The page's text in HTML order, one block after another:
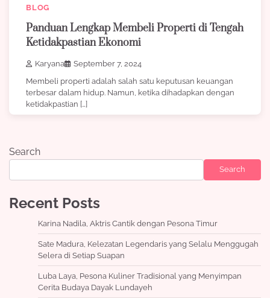
BLOG
Panduan Lengkap Membeli Properti di Tengah
Ketidakpastian Ekonomi
Karyana
September 7, 2024
Membeli properti adalah salah satu keputusan keuangan
terbesar dalam hidup. Namun, ketika dihadapkan dengan
ketidakpastian […]
Search
Search
Recent Posts
Karina Nadila, Aktris Cantik dengan Pesona Timur
Sate Madura, Kelezatan Legendaris yang Selalu Menggugah
Selera di Setiap Suapan
Luba Laya, Pesona Kuliner Tradisional yang Menyimpan
Cerita Budaya Dayak Lundayeh